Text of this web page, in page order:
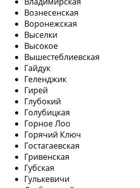
Вознесенская
Воронежская
Выселки
Высокое
Вышестеблиевская
Гайдук
Геленджик
Гирей
Глубокий
Голубицкая
Горное Лоо
Горячий Ключ
Гостагаевская
Гривенская
Губская
Гулькевичи